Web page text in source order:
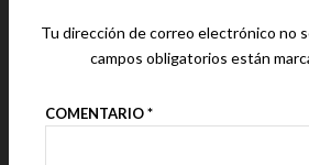
Tu dirección de correo electrónico no
campos obligatorios están
COMENTARIO*